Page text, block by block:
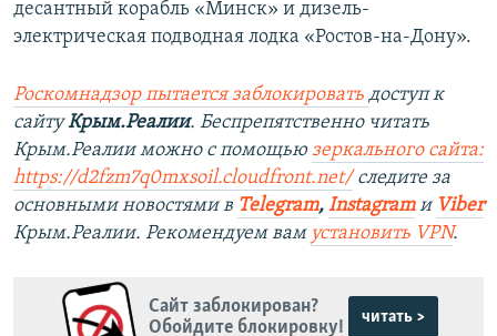
десантный корабль «Минск» и дизель-
электрическая подводная лодка «Ростов-на-Дону».
Роскомнадзор пытается заблокировать доступ к
сайтуКрым.Реалии. Беспрепятственно читать
Крым.Реалии можно с помощью зеркального сайта:
https://d2fzm7q0mxsoil.cloudfront.net/следите за
основными новостями в Telegram, Instagramи Viber
Крым.Реалии. Рекомендуем вам установить VPN.
Сайт заблокирован?
Обойдите блокировку!
читать >